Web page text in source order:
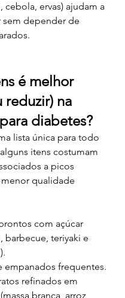
cebola, ervas) ajudam a
sem depender de
é melhor
reduzir) na
diabetes?
lista única para todo
itens costumam
a picos
qualidade
com açúcar
barbecue, teriyaki e
empanados frequentes.
refinados em
branca, arroz